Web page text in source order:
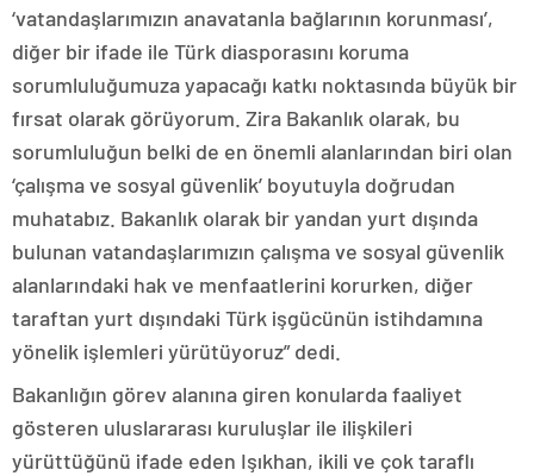
‘vatandaşlarımızın anavatanla bağlarının korunması’,
diğer bir ifade ile Türk diasporasını koruma
sorumluluğumuza yapacağı katkı noktasında büyük bir
fırsat olarak görüyorum. Zira Bakanlık olarak, bu
sorumluluğun belki de en önemli alanlarından biri olan
‘çalışma ve sosyal güvenlik’ boyutuyla doğrudan
muhatabız. Bakanlık olarak bir yandan yurt dışında
bulunan vatandaşlarımızın çalışma ve sosyal güvenlik
alanlarındaki hak ve menfaatlerini korurken, diğer
taraftan yurt dışındaki Türk işgücünün istihdamına
yönelik işlemleri yürütüyoruz” dedi.
Bakanlığın görev alanına giren konularda faaliyet
gösteren uluslararası kuruluşlar ile ilişkileri
yürüttüğünü ifade eden Işıkhan, ikili ve çok taraflı